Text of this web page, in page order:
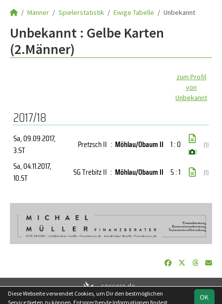
Männer Spielerstatistik Ewige Tabelle Unbekannt
Unbekannt : Gelbe Karten
(2.Männer)
zum Profil
von
Unbekannt
2017/18
Sa, 09.09.2017,
3.ST
Pretzsch II : Möhlau/Obaum II 1 : 0
( )
(1)
Sa, 04.11.2017,
10.ST
SG Trebitz II : Möhlau/Obaum II 5 : 1 (1)
soccero.de
© 2006 - 2026 OK
Diese Webseite verwendet Cookies, um Dir den bestmöglichen
Service bieten zu können. Entsprechende Informationen findest